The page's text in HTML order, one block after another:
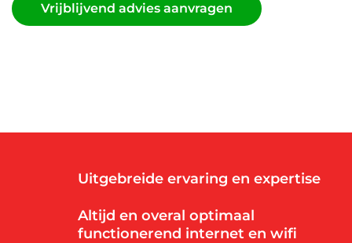
Mobiele beveiliging
Vrijblijvend advies aanvragen
Uitgebreide ervaring en expertise
Altijd en overal optimaal
functionerend internet en wifi